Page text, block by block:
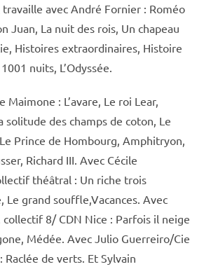
travaille avec André Fornier : Roméo
Juan, La nuit des rois, Un chapeau
Histoires extraordinaires, Histoire
nuits, L’Odyssée.
Maimone : L’avare, Le roi Lear,
solitude des champs de coton, Le
Prince de Hombourg, Amphitryon,
Richard III. Avec Cécile
théâtral : Un riche trois
Le grand souffle,Vacances. Avec
collectif 8/ CDN Nice : Parfois il neige
Médée. Avec Julio Guerreiro/Cie
Raclée de verts. Et Sylvain